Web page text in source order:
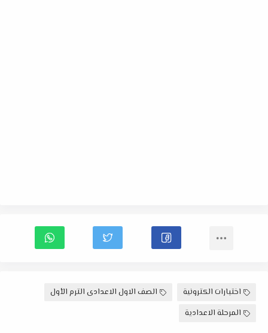
اختبارات الكترونية
الصف الاول الاعدادى الترم الأول
المرحلة الاعدادية